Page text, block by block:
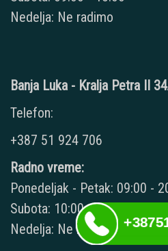
Nedelja: Ne radimo
Banja Luka - Kralja Petra II
Telefon:
+387 51 924 706
Radno vreme:
Ponedeljak - Petak: 09:00 -
Subota: 10:00 - 17:00
Nedelja: Ne radimo